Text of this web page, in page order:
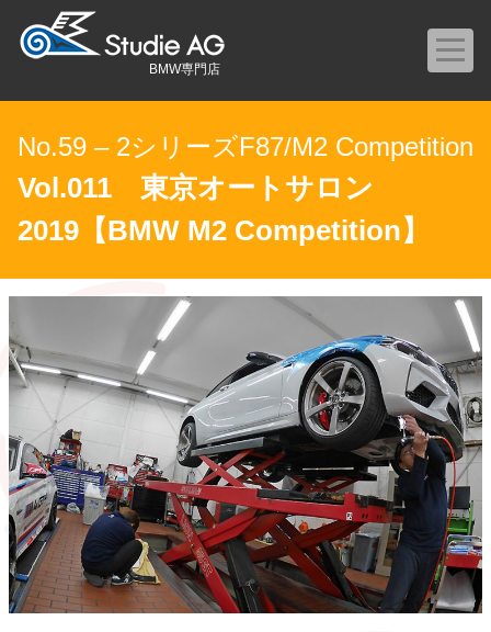
BMW専門店
No.59 – 2シリーズF87/M2 Competition
Vol.011 東京オートサロン
2019【BMW M2 Competition】